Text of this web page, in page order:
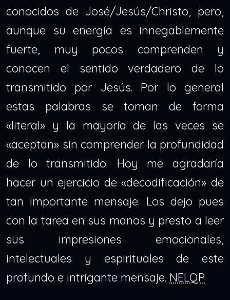
conocidos de José/Jesús/Christo, pero,
aunque su energía es innegablemente
fuerte, muy pocos comprenden y
conocen el sentido verdadero de lo
transmitido por Jesús. Por lo general
estas palabras se toman de forma
«literal» y la mayoría de las veces se
«aceptan» sin comprender la profundidad
de lo transmitido. Hoy me agradaría
hacer un ejercicio de «decodificación» de
tan importante mensaje. Los dejo pues
con la tarea en sus manos y presto a leer
sus impresiones emocionales,
intelectuales y espirituales de este
profundo e intrigante mensaje. NELQP